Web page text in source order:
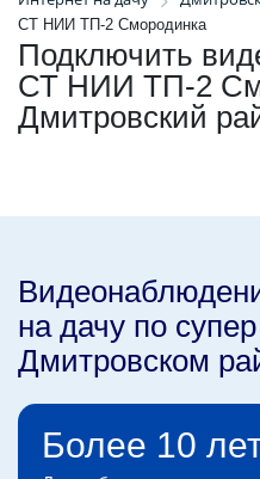
СТ НИИ ТП-2 Смородинка
Подключить
СТ НИИ ТП-2
Дмитровский
на дачу по
Дмитровском
Более 10